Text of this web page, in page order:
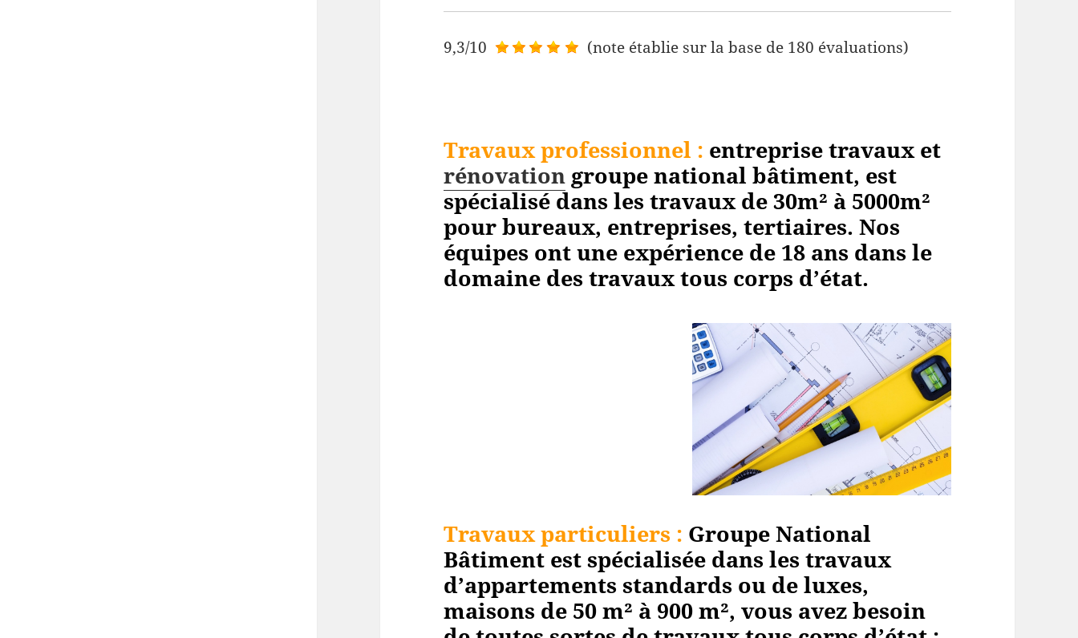
9,3/10 (note établie sur la base de 180 évaluations)
Travaux professionnel : entreprise travaux et
rénovation groupe national bâtiment, est
spécialisé dans les travaux de 30m² à 5000m²
pour bureaux, entreprises, tertiaires. Nos
équipes ont une expérience de 18 ans dans le
domaine des travaux tous corps d’état.
Travaux particuliers : Groupe National
Bâtiment est spécialisée dans les travaux
d’appartements standards ou de luxes,
maisons de 50 m² à 900 m², vous avez besoin